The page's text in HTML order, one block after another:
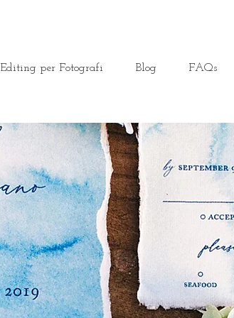
Editing per Fotografi Blog FAQs